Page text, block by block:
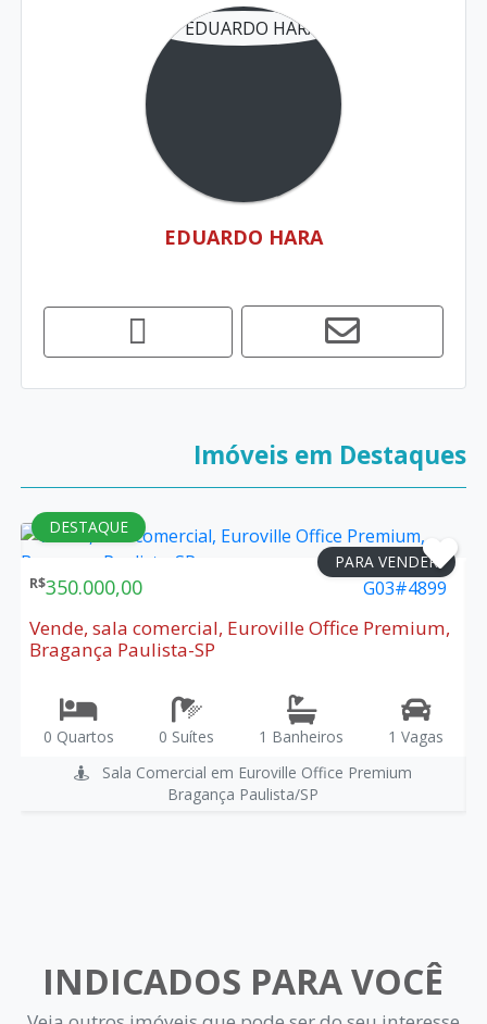
EDUARDO HARA
Imóveis em Destaques
DESTAQUE
PARA VENDER
R$350.000,00 G03#4899
Vende, sala comercial, Euroville Office Premium,
Bragança Paulista-SP
0 Quartos 0 Suítes 1 Banheiros
1 Vagas
Sala Comercial em Euroville Office Premium
Bragança Paulista/SP
INDICADOS PARA VOCÊ